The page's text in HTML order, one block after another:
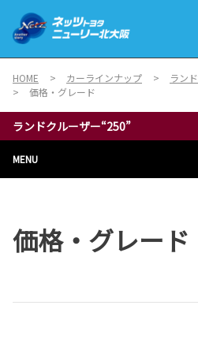
HOME カーラインナップ
ラン
価格・グレード
ランドクルーザー“250”
MENU
価格・グレード